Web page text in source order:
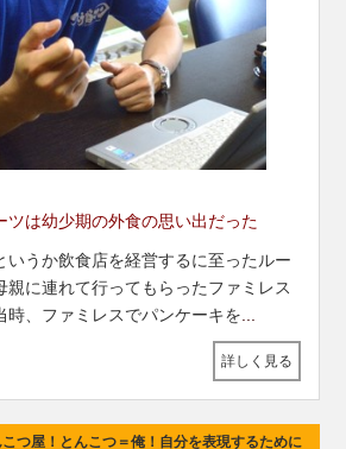
ツは幼少期の外食の思い出だった
うか飲食店を経営するに至ったルー
親に連れて行ってもらったファミレス
時、ファミレスでパンケーキを
詳しく見る
つ屋！とんこつ＝俺！自分を表現するために